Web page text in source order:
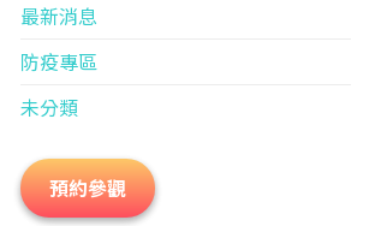
最新消息
防疫專區
未分類
預約參觀